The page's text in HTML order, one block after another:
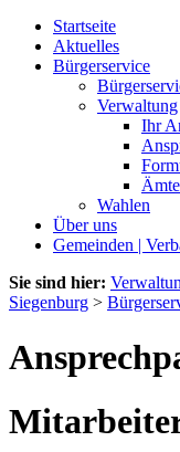
Startseite
Aktuelles
Bürgerservice
Verwaltung
Ihr
Wahlen
Über uns
Gemeinden |
Sie sind hier:
Siegenburg >